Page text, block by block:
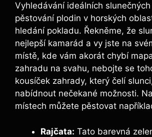
Vyhledávání ideálních
pěstování plodin v horských
hledání pokladu. Řekněme, že
nejlepší kamarád a vy jste na
místě, kde vám akorát chybí
zahradu na svahu, nebojte se
kousíček zahrady, který čelí
nabídnout nečekané možnosti.
místech můžete pěstovat
Rajčata: Tato barevná